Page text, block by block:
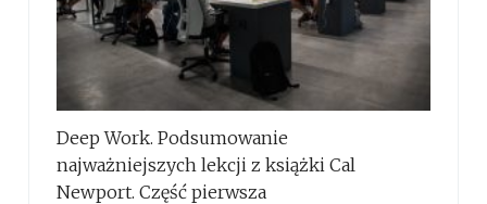
Deep Work. Podsumowanie
najważniejszych lekcji z książki Cal
Newport. Część pierwsza